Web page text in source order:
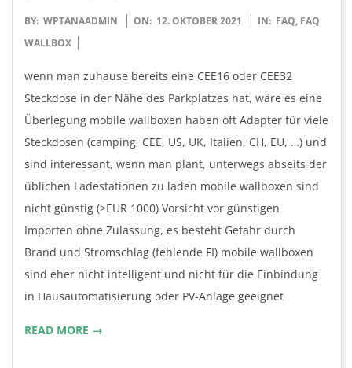
2021-
10-
BY: WPTANAADMIN ON: 12. OKTOBER 2021 IN: FAQ, FAQ
WALLBOX
wenn man zuhause bereits eine CEE16 oder CEE32
Steckdose in der Nähe des Parkplatzes hat, wäre es eine
Überlegung mobile wallboxen haben oft Adapter für viele
Steckdosen (camping, CEE, US, UK, Italien, CH, EU, …) und
sind interessant, wenn man plant, unterwegs abseits der
üblichen Ladestationen zu laden mobile wallboxen sind
nicht günstig (>EUR 1000) Vorsicht vor günstigen
Importen ohne Zulassung, es besteht Gefahr durch
Brand und Stromschlag (fehlende FI) mobile wallboxen
sind eher nicht intelligent und nicht für die Einbindung
in Hausautomatisierung oder PV-Anlage geeignet
READ MORE →